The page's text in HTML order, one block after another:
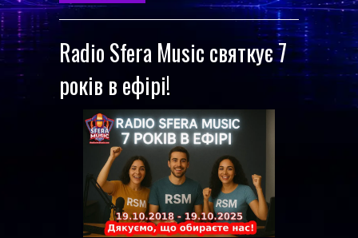
Radio Sfera Music святкує 7
років в ефірі!